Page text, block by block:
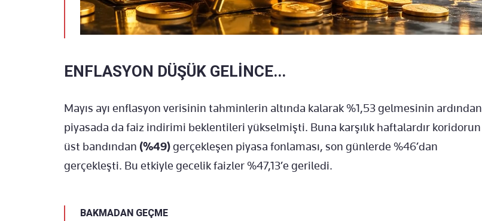
ENFLASYON DÜŞÜK GELİNCE...
Mayıs ayı enflasyon verisinin tahminlerin altında kalarak %1,53 gelmesinin ardından
piyasada da faiz indirimi beklentileri yükselmişti. Buna karşılık haftalardır koridorun
üst bandından (%49)gerçekleşen piyasa fonlaması, son günlerde %46’dan
gerçekleşti. Bu etkiyle gecelik faizler %47,13’e geriledi.
BAKMADAN GEÇME